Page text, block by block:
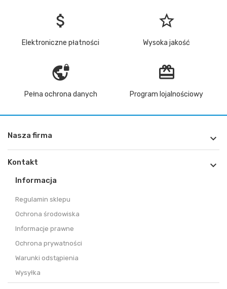
attach_money
Elektroniczne płatności
star_border
Wysoka jakość
vpn_lock
Pełna ochrona danych
redeem
Program lojalnościowy
Nasza firma 
Kontakt 
Informacja
Regulamin sklepu
Ochrona środowiska
Informacje prawne
Ochrona prywatności
Warunki odstąpienia
Wysyłka